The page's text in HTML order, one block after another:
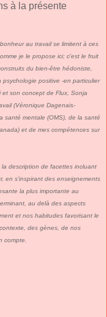
à la présente
au travail se limitent à ces
je le propose ici; c'est le fruit
du bien-être hédoniste,
positive -en particulier
et son concept de Flux, Sonja
(Véronique Dagenais-
santé mentale (OMS), de la santé
et de mes compétences sur
description de facettes incluant
en s'inspirant des enseignements
la plus importante au
au delà des aspects
et nos habitudes favorisant le
des gènes, de nos
compte.